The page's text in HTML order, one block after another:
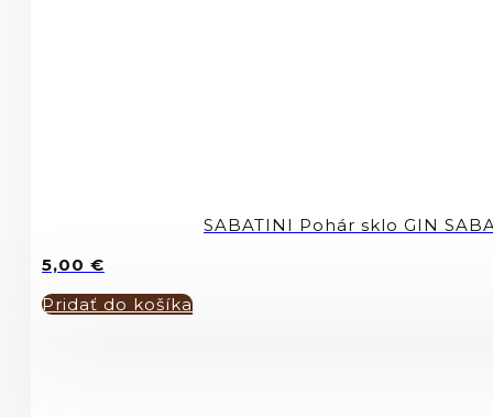
SABATINI Pohár sklo GIN
5,00 €
Pridať do košíka